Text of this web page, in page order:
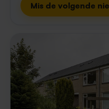
Mis de volgende